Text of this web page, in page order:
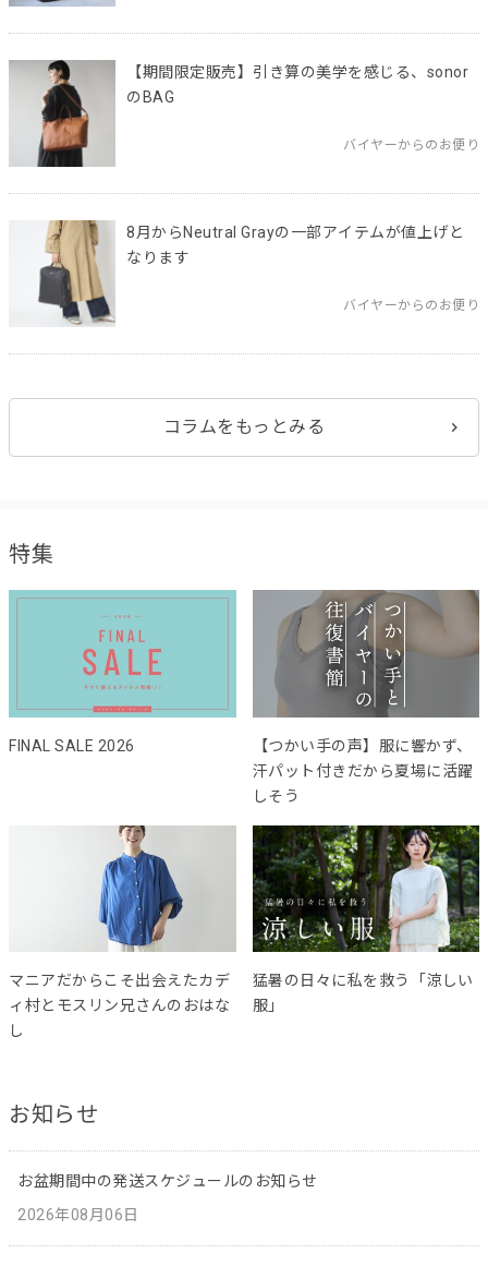
【期間限定販売】引き算の美学を感じる、sonor
のBAG
バイヤーからのお便り
8月からNeutral Grayの一部アイテムが値上げと
なります
バイヤーからのお便り
コラムをもっとみる
特集
FINAL SALE 2026
【つかい手の声】服に響かず、
汗パット付きだから夏場に活躍
しそう
マニアだからこそ出会えたカデ
ィ村とモスリン兄さんのおはな
し
猛暑の日々に私を救う「涼しい
服」
お知らせ
お盆期間中の発送スケジュールのお知らせ
2026年08月06日